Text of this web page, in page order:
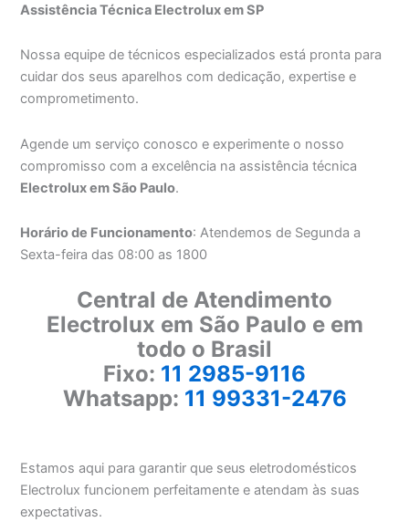
Assistência Técnica Electrolux em SP
Nossa equipe de técnicos especializados está pronta para
cuidar dos seus aparelhos com dedicação, expertise e
comprometimento.
Agende um serviço conosco e experimente o nosso
compromisso com a excelência na assistência técnica
Electrolux em São Paulo.
Horário de Funcionamento: Atendemos de Segunda a
Sexta-feira das 08:00 as 1800
Central de Atendimento
Electrolux em São Paulo e em
todo o Brasil
Fixo: 11 2985-9116
Whatsapp: 11 99331-2476
Estamos aqui para garantir que seus eletrodomésticos
Electrolux funcionem perfeitamente e atendam às suas
expectativas.